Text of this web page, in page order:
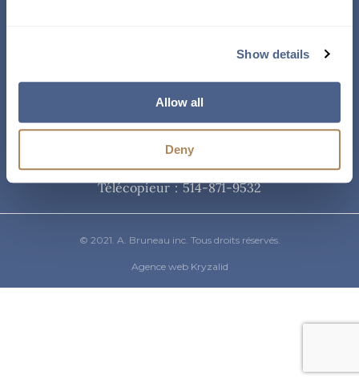
Show details
Allow all
Deny
Téléphone
514-871-9821/ 1-800-361-8487
Télécopieur : 514-871-9532
© 2021. A. Bruneau inc. Tous droits réservés.
Agence web Kryzalid